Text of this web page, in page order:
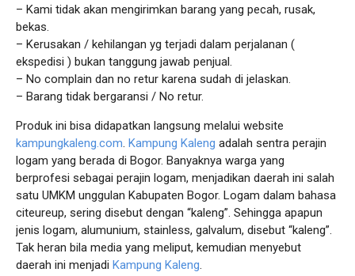
– Kami tidak akan mengirimkan barang yang pecah, rusak,
bekas.
– Kerusakan / kehilangan yg terjadi dalam perjalanan (
ekspedisi ) bukan tanggung jawab penjual.
– No complain dan no retur karena sudah di jelaskan.
– Barang tidak bergaransi / No retur.
Produk ini bisa didapatkan langsung melalui website
kampungkaleng.com. Kampung Kaleng adalah sentra perajin
logam yang berada di Bogor. Banyaknya warga yang
berprofesi sebagai perajin logam, menjadikan daerah ini salah
satu UMKM unggulan Kabupaten Bogor. Logam dalam bahasa
citeureup, sering disebut dengan “kaleng”. Sehingga apapun
jenis logam, alumunium, stainless, galvalum, disebut “kaleng”.
Tak heran bila media yang meliput, kemudian menyebut
daerah ini menjadi Kampung Kaleng.